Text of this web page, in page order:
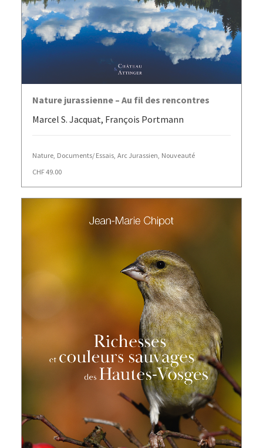
AJOUTER AU PANIER
Nature jurassienne – Au fil des rencontres
Marcel S. Jacquat, François Portmann
Nature, Documents/ Essais, Arc Jurassien, Nouveauté
CHF49.00